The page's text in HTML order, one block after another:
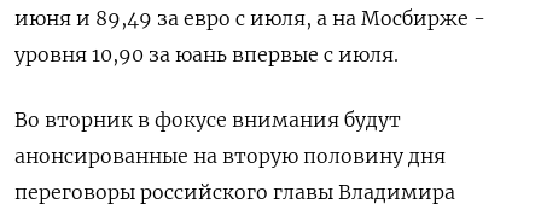
июня и 89,49 за евро с июля, а на Мосбирже -
уровня 10,90 за юань впервые с июля.
Во вторник в фокусе внимания будут
анонсированные на вторую половину дня
переговоры российского главы Владимира